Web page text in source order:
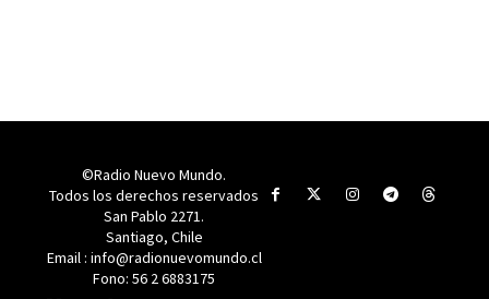
©Radio Nuevo Mundo.
Todos los derechos reservados
San Pablo 2271.
Santiago, Chile
Email : info@radionuevomundo.cl
Fono: 56 2 6883175